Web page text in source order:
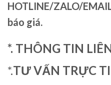
HOTLINE/ZALO/
báo giá.
*. THÔNG TIN
*.TƯ VẤN TRỰC